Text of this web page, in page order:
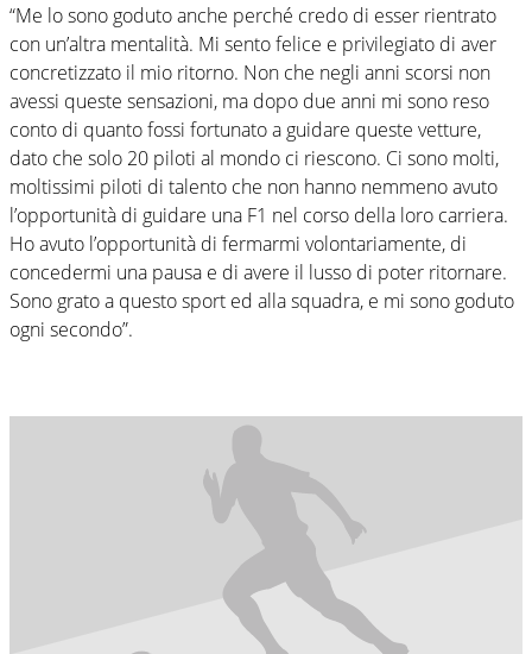
“Me lo sono goduto anche perché credo di esser rientrato
con un’altra mentalità. Mi sento felice e privilegiato di aver
concretizzato il mio ritorno. Non che negli anni scorsi non
avessi queste sensazioni, ma dopo due anni mi sono reso
conto di quanto fossi fortunato a guidare queste vetture,
dato che solo 20 piloti al mondo ci riescono. Ci sono molti,
moltissimi piloti di talento che non hanno nemmeno avuto
l’opportunità di guidare una F1 nel corso della loro carriera.
Ho avuto l’opportunità di fermarmi volontariamente, di
concedermi una pausa e di avere il lusso di poter ritornare.
Sono grato a questo sport ed alla squadra, e mi sono goduto
ogni secondo”.